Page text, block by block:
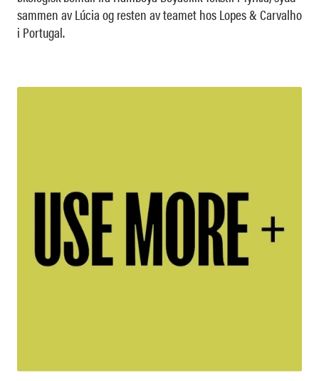
sammen av Lúcia og resten av teamet hos Lopes & Carvalho
i Portugal.